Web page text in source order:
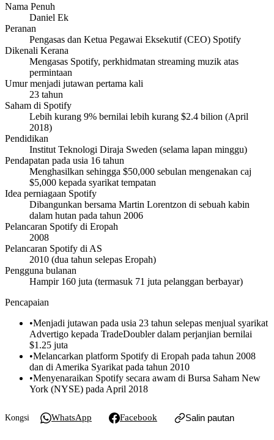
Nama Penuh
Daniel Ek
Peranan
Pengasas dan Ketua Pegawai Eksekutif (CEO) Spotify
Dikenali Kerana
Mengasas Spotify, perkhidmatan streaming muzik atas
permintaan
Umur menjadi jutawan pertama kali
23 tahun
Saham di Spotify
Lebih kurang 9% bernilai lebih kurang $2.4 bilion (April
2018)
Pendidikan
Institut Teknologi Diraja Sweden (selama lapan minggu)
Pendapatan pada usia 16 tahun
Menghasilkan sehingga $50,000 sebulan mengenakan caj
$5,000 kepada syarikat tempatan
Idea perniagaan Spotify
Dibangunkan bersama Martin Lorentzon di sebuah kabin
dalam hutan pada tahun 2006
Pelancaran Spotify di Eropah
2008
Pelancaran Spotify di AS
2010 (dua tahun selepas Eropah)
Pengguna bulanan
Hampir 160 juta (termasuk 71 juta pelanggan berbayar)
Pencapaian
•Menjadi jutawan pada usia 23 tahun selepas menjual syarikat
Advertigo kepada TradeDoubler dalam perjanjian bernilai
$1.25 juta
•Melancarkan platform Spotify di Eropah pada tahun 2008
dan di Amerika Syarikat pada tahun 2010
•Menyenaraikan Spotify secara awam di Bursa Saham New
York (NYSE) pada April 2018
Kongsi WhatsApp Facebook Salin pautan